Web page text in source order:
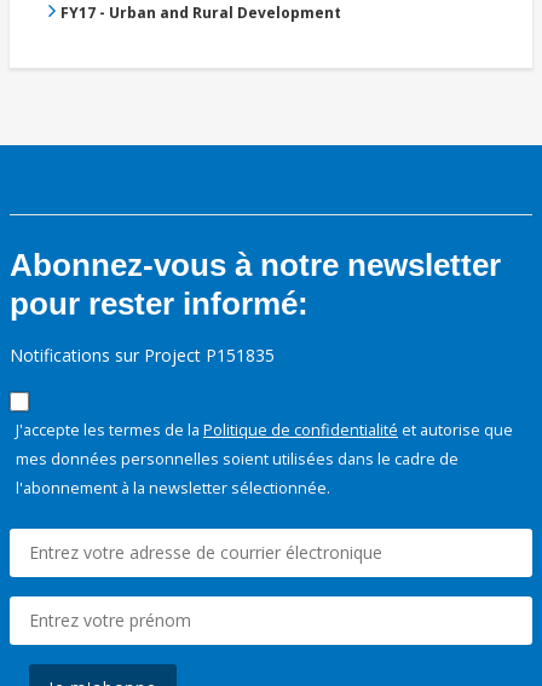
FY17 - Urban and Rural Development
Abonnez-vous à notre newsletter
pour rester informé:
Notifications sur Project P151835
J'accepte les termes de la Politique de confidentialité et autorise que
mes données personnelles soient utilisées dans le cadre de
l'abonnement à la newsletter sélectionnée.